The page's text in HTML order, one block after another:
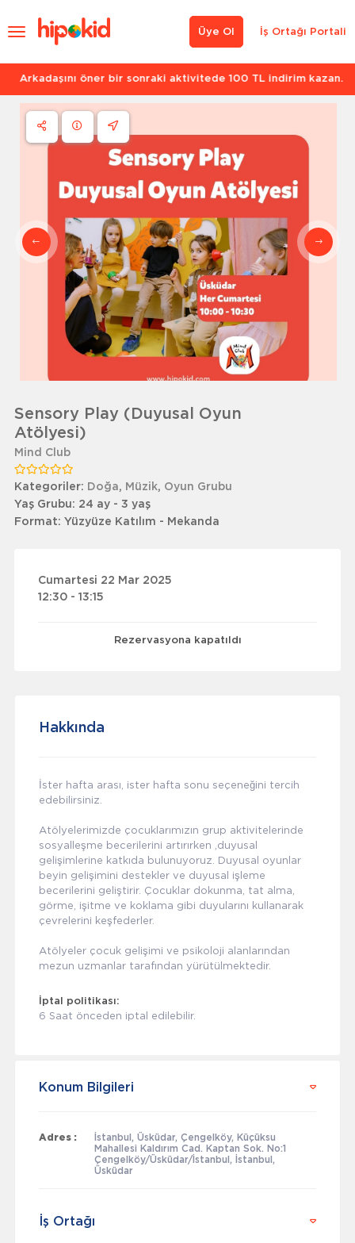
İş Ortağı Portali
Üye Ol
Arkadaşını öner bir sonraki aktivitede 100 TL indirim kazan.
Sensory Play (Duyusal Oyun
Atölyesi)
Mind Club
Kategoriler: Doğa, Müzik, Oyun Grubu
Yaş Grubu: 24 ay - 3 yaş
Format: Yüzyüze Katılım - Mekanda
Cumartesi 22 Mar 2025
12:30 - 13:15
Rezervasyona kapatıldı
Hakkında
İster hafta arası, ister hafta sonu seçeneğini tercih
edebilirsiniz.
Atölyelerimizde çocuklarımızın grup aktivitelerinde
sosyalleşme becerilerini artırırken ,duyusal
gelişimlerine katkıda bulunuyoruz. Duyusal oyunlar
beyin gelişimini destekler ve duyusal işleme
becerilerini geliştirir. Çocuklar dokunma, tat alma,
görme, işitme ve koklama gibi duyularını kullanarak
çevrelerini keşfederler.
Atölyeler çocuk gelişimi ve psikoloji alanlarından
mezun uzmanlar tarafından yürütülmektedir.
İptal politikası:
6 Saat önceden iptal edilebilir.
Konum Bilgileri
Adres :
İstanbul, Üsküdar, Çengelköy, Küçüksu
Mahallesi Kaldırım Cad. Kaptan Sok. No:1
Çengelköy/Üsküdar/İstanbul, İstanbul,
Üsküdar
İş Ortağı